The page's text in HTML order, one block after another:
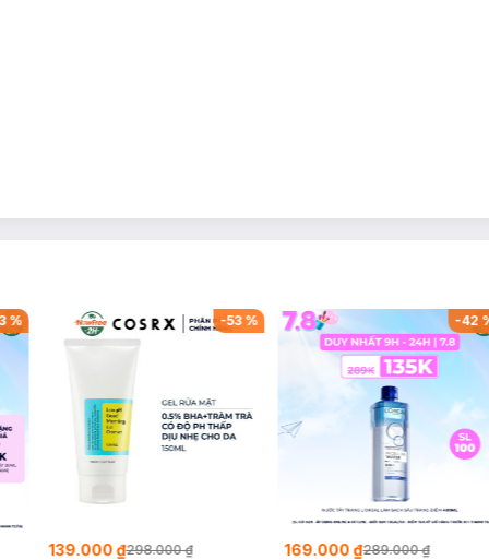
% -53%
139.000 ₫298.000 ₫
-42
169.000 ₫289.000 ₫